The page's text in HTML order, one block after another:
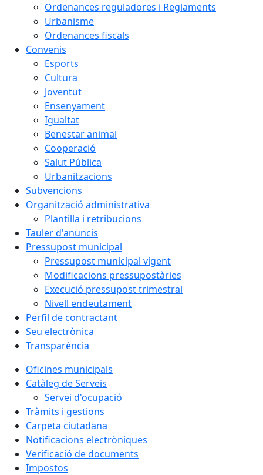
Ordenances reguladores i Reglaments
Urbanisme
Ordenances fiscals
Convenis
Esports
Cultura
Joventut
Ensenyament
Igualtat
Benestar animal
Cooperació
Salut Pública
Urbanitzacions
Subvencions
Organització administrativa
Plantilla i retribucions
Tauler d'anuncis
Pressupost municipal
Pressupost municipal vigent
Modificacions pressupostàries
Execució pressupost trimestral
Nivell endeutament
Perfil de contractant
Seu electrònica
Transparència
Oficines municipals
Catàleg de Serveis
Servei d'ocupació
Tràmits i gestions
Carpeta ciutadana
Notificacions electròniques
Verificació de documents
Impostos